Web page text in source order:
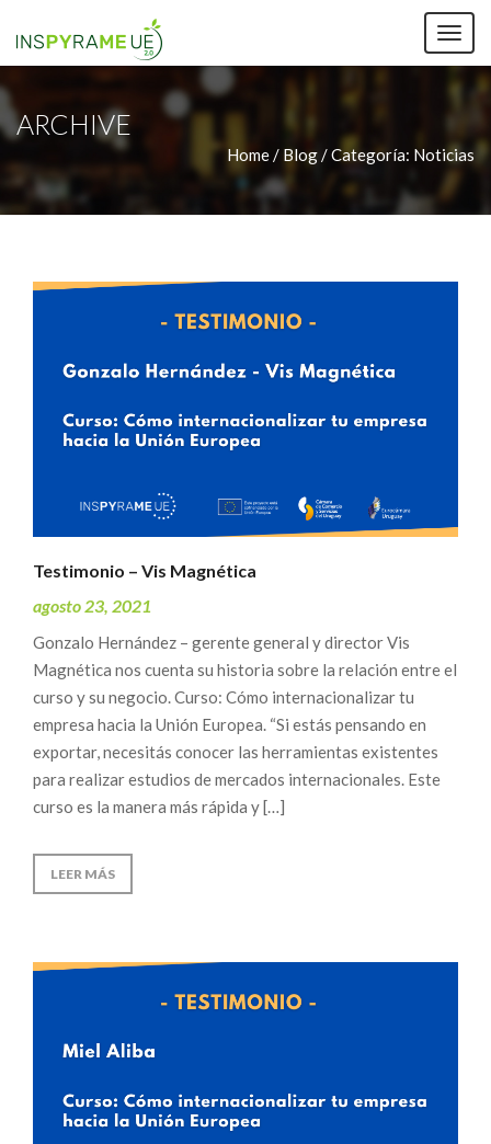
ARCHIVE
Home / Blog /Categoría: Noticias
Testimonio – Vis Magnética
agosto 23, 2021
Gonzalo Hernández – gerente general y director Vis
Magnética nos cuenta su historia sobre la relación entre el
curso y su negocio. Curso: Cómo internacionalizar tu
empresa hacia la Unión Europea. “Si estás pensando en
exportar, necesitás conocer las herramientas existentes
para realizar estudios de mercados internacionales. Este
curso es la manera más rápida y […]
LEER MÁS